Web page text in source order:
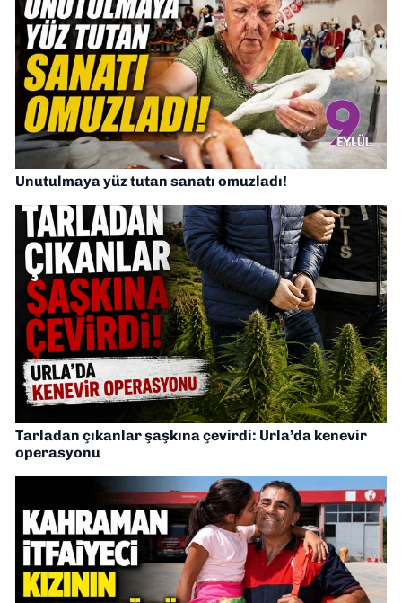
Unutulmaya yüz tutan sanatı omuzladı!
Tarladan çıkanlar şaşkına çevirdi: Urla’da kenevir
operasyonu